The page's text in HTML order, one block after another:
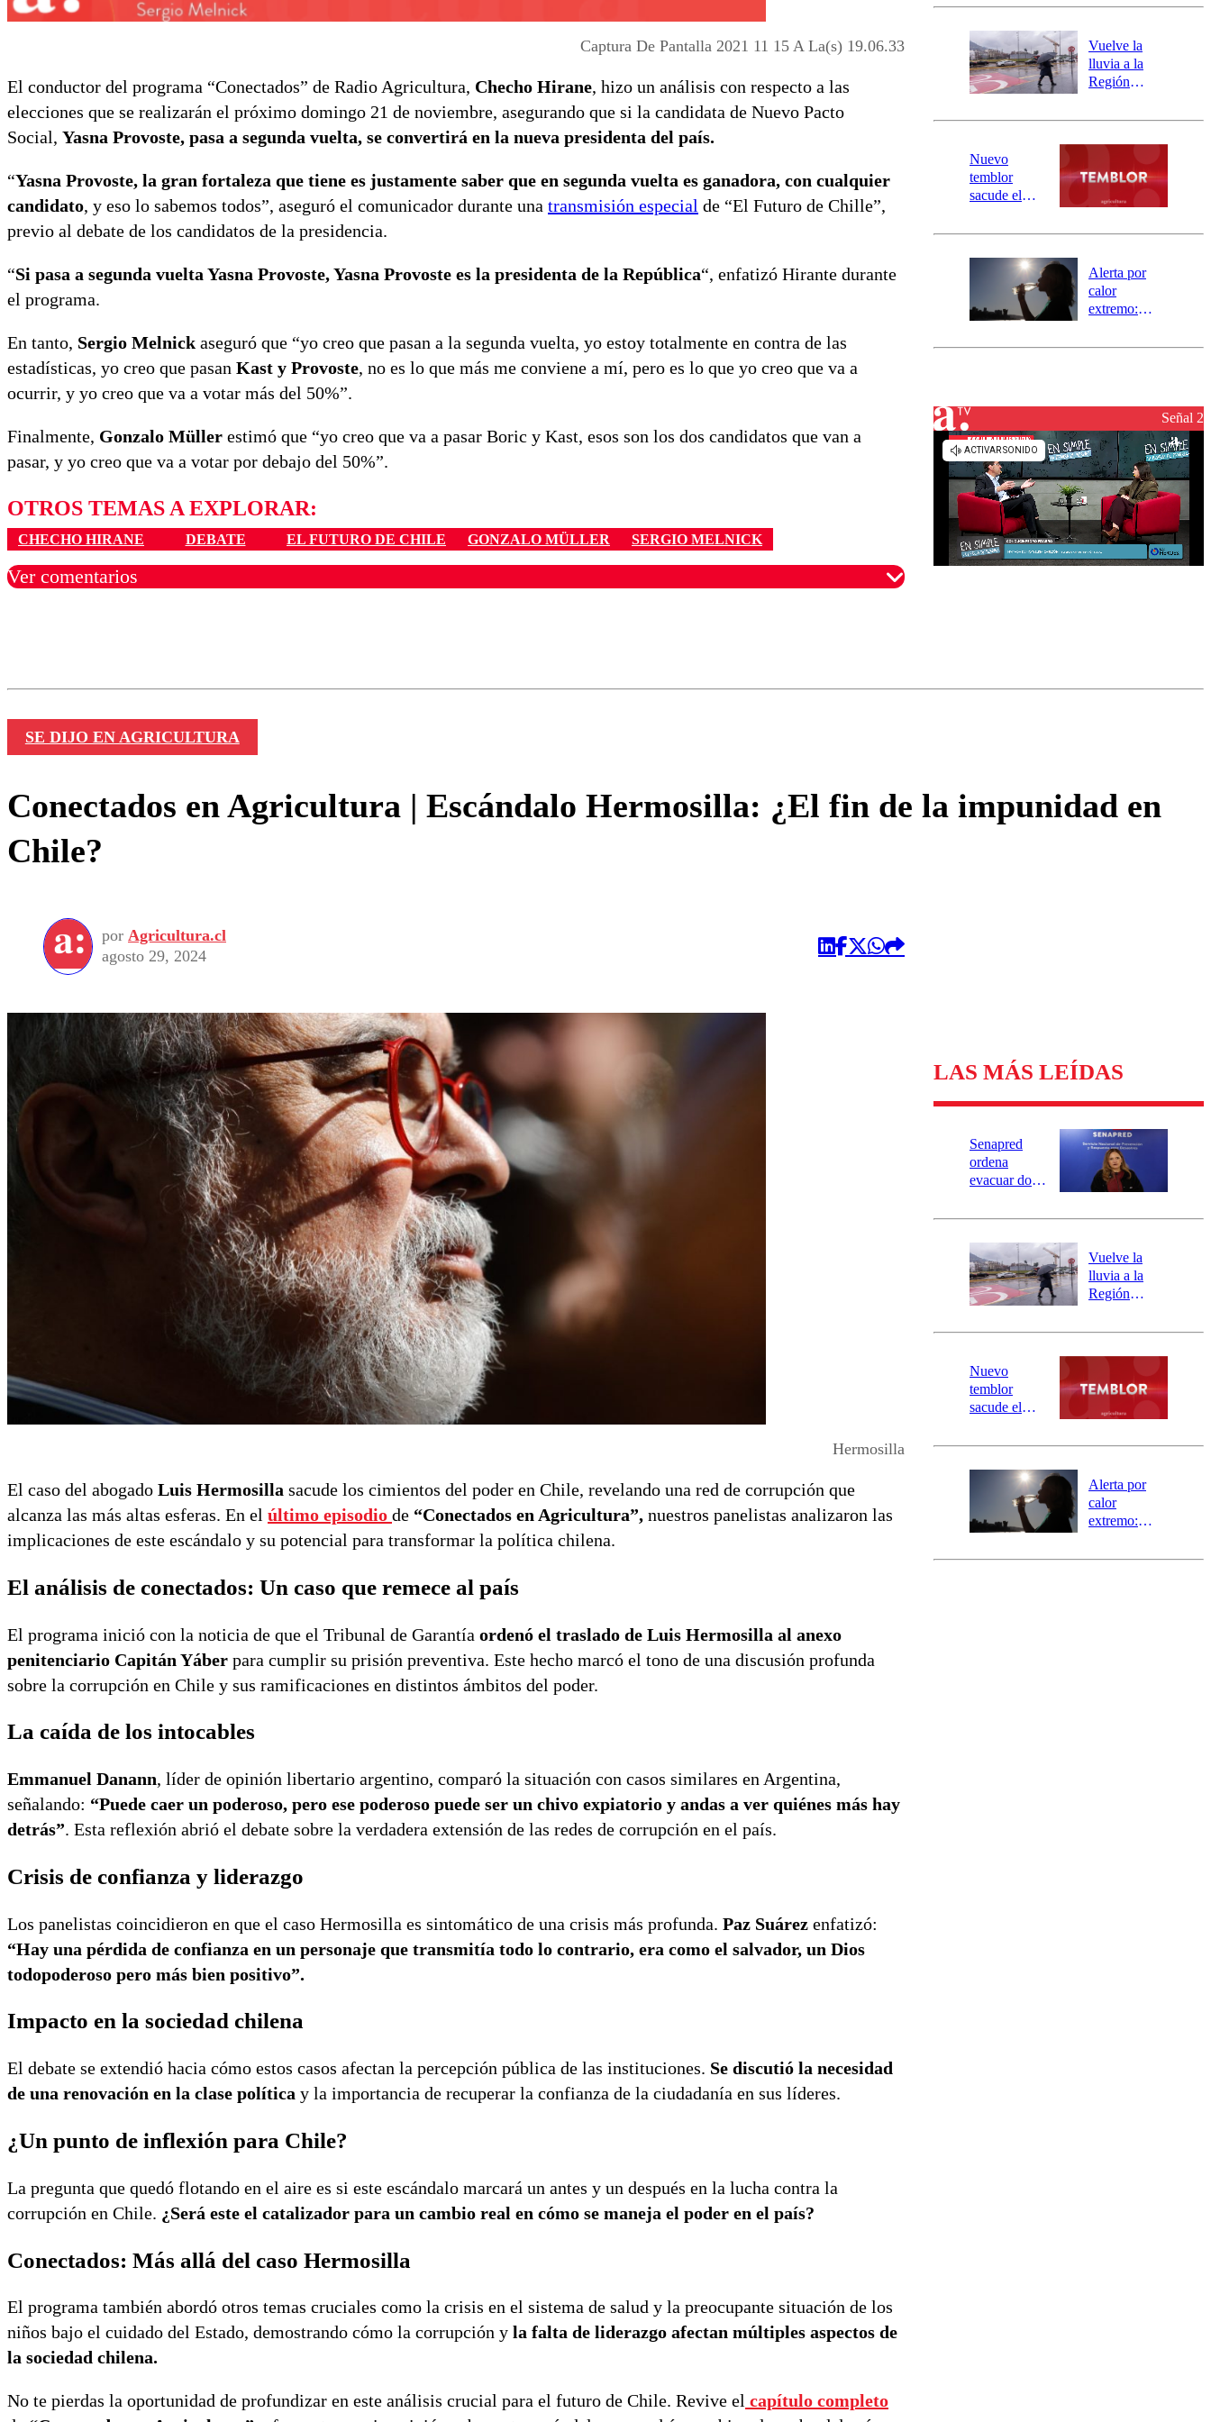
Captura De Pantalla 2021 11 15 A La(s) 19.06.33
El conductor del programa “Conectados” de Radio Agricultura, Checho Hirane, hizo un análisis con respecto a las
elecciones que se realizarán el próximo domingo 21 de noviembre, asegurando que si la candidata de Nuevo Pacto
Social, Yasna Provoste, pasa a segunda vuelta, se convertirá en la nueva presidenta del país.
“Yasna Provoste, la gran fortaleza que tiene es justamente saber que en segunda vuelta es ganadora, con cualquier
candidato, y eso lo sabemos todos”, aseguró el comunicador durante una transmisión especial de “El Futuro de Chille”,
previo al debate de los candidatos de la presidencia.
“Si pasa a segunda vuelta Yasna Provoste, Yasna Provoste es la presidenta de la República“, enfatizó Hirante durante
el programa.
En tanto, Sergio Melnick aseguró que “yo creo que pasan a la segunda vuelta, yo estoy totalmente en contra de las
estadísticas, yo creo que pasan Kast y Provoste, no es lo que más me conviene a mí, pero es lo que yo creo que va a
ocurrir, y yo creo que va a votar más del 50%”.
Finalmente, Gonzalo Müller estimó que “yo creo que va a pasar Boric y Kast, esos son los dos candidatos que van a
pasar, y yo creo que va a votar por debajo del 50%”.
OTROS TEMAS A EXPLORAR:
CHECHO HIRANE DEBATE EL FUTURO DE CHILE GONZALO MÜLLER SERGIO MELNICK
Ver comentarios
Carahue por
río Damas:
activa
mensajería
SAE
Vuelve la
lluvia a la
Región
este es el
este viernes
Nuevo
temblor
sacude el
revisa la
epicentro
Alerta por
calor
extremo:
activa Alerta
Señal 2
SE DIJO EN AGRICULTURA
Conectados en Agricultura | Escándalo Hermosilla: ¿El fin de la impunidad en
Chile?
por Agricultura.cl
agosto 29, 2024
Hermosilla
El caso del abogado Luis Hermosilla sacude los cimientos del poder en Chile, revelando una red de corrupción que
alcanza las más altas esferas. En el último episodio de “Conectados en Agricultura”, nuestros panelistas analizaron las
implicaciones de este escándalo y su potencial para transformar la política chilena.
El análisis de conectados: Un caso que remece al país
El programa inició con la noticia de que el Tribunal de Garantía ordenó el traslado de Luis Hermosilla al anexo
penitenciario Capitán Yáber para cumplir su prisión preventiva. Este hecho marcó el tono de una discusión profunda
sobre la corrupción en Chile y sus ramificaciones en distintos ámbitos del poder.
La caída de los intocables
Emmanuel Danann, líder de opinión libertario argentino, comparó la situación con casos similares en Argentina,
señalando: “Puede caer un poderoso, pero ese poderoso puede ser un chivo expiatorio y andas a ver quiénes más hay
detrás”. Esta reflexión abrió el debate sobre la verdadera extensión de las redes de corrupción en el país.
Crisis de confianza y liderazgo
Los panelistas coincidieron en que el caso Hermosilla es sintomático de una crisis más profunda. Paz Suárez enfatizó:
“Hay una pérdida de confianza en un personaje que transmitía todo lo contrario, era como el salvador, un Dios
todopoderoso pero más bien positivo”.
Impacto en la sociedad chilena
El debate se extendió hacia cómo estos casos afectan la percepción pública de las instituciones. Se discutió la necesidad
de una renovación en la clase política y la importancia de recuperar la confianza de la ciudadanía en sus líderes.
¿Un punto de inflexión para Chile?
La pregunta que quedó flotando en el aire es si este escándalo marcará un antes y un después en la lucha contra la
corrupción en Chile. ¿Será este el catalizador para un cambio real en cómo se maneja el poder en el país?
Conectados: Más allá del caso Hermosilla
El programa también abordó otros temas cruciales como la crisis en el sistema de salud y la preocupante situación de los
niños bajo el cuidado del Estado, demostrando cómo la corrupción y la falta de liderazgo afectan múltiples aspectos de
la sociedad chilena.
No te pierdas la oportunidad de profundizar en este análisis crucial para el futuro de Chile. Revive el capítulo completo
LAS MÁS LEÍDAS
Senapred
ordena
evacuar dos
Carahue por
río Damas:
activa
mensajería
SAE
Vuelve la
lluvia a la
Región
este es el
este viernes
Nuevo
temblor
sacude el
revisa la
epicentro
Alerta por
calor
extremo:
activa Alerta